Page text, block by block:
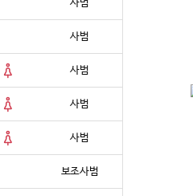
스에 위치한 ‘다이나믹
관원생을 보유한 다이
.
사범
사범
사범
사범
사범
보조사범